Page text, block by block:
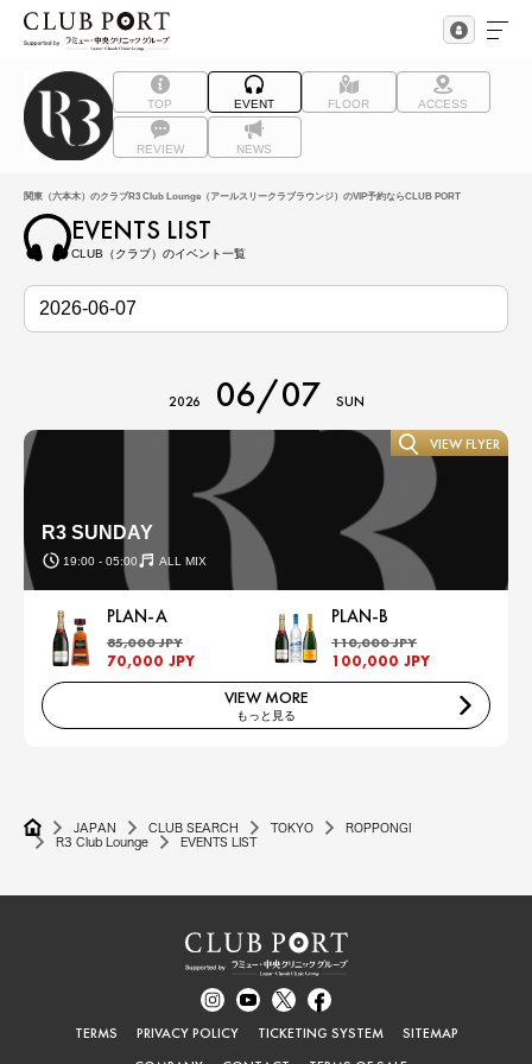
TOP EVENT FLOOR ACCESS
REVIEW NEWS
関東（六本木）のクラブR3 Club Lounge（アールスリークラブラウンジ）のVIP予約ならCLUB PORT
EVENTS LIST
CLUB（クラブ）のイベント一覧
2026 06/07 SUN
R3 SUNDAY
19:00 - 05:00 ALL MIX
VIEW FLYER
PLAN-A
85,000 JPY
70,000 JPY
PLAN-B
110,000 JPY
100,000 JPY
VIEW MORE
もっと見る
JAPAN CLUB SEARCH TOKYO
ROPPONGI
R3 Club Lounge
EVENTS LIST
TERMS PRIVACY POLICY TICKETING SYSTEM
SITEMAP